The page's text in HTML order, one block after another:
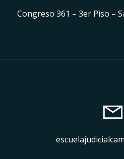
Congreso 361 – 3er Piso –